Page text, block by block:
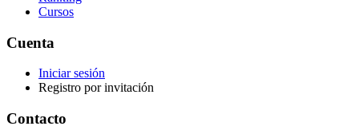
Cursos
Cuenta
Iniciar sesión
Registro por invitación
Contacto